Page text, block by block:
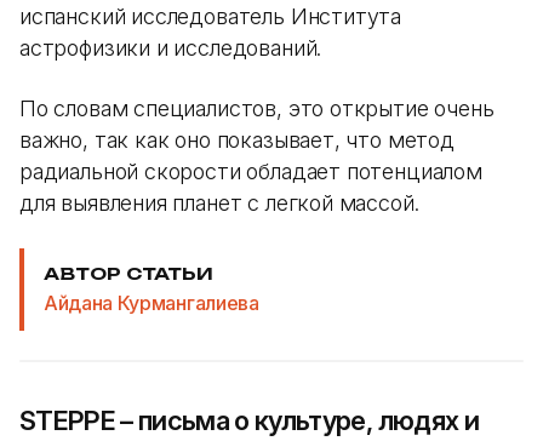
испанский исследователь Института
астрофизики и исследований.
По словам специалистов, это открытие очень
важно, так как оно показывает, что метод
радиальной скорости обладает потенциалом
для выявления планет с легкой массой.
АВТОР СТАТЬИ
Айдана Курмангалиева
STEPPE – письма о культуре, людях и